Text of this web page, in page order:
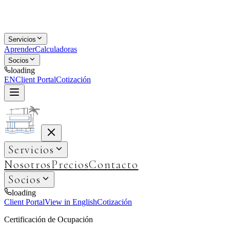
Servicios
AprenderCalculadoras
Socios
loading
ENClient PortalCotización
Servicios
NosotrosPreciosContacto
Socios
loading
Client PortalView in EnglishCotización
Certificación de Ocupación